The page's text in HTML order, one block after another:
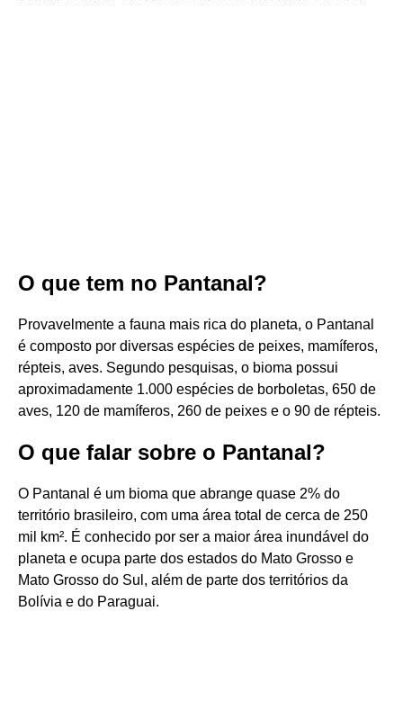
O que tem no Pantanal?
Provavelmente a fauna mais rica do planeta, o Pantanal
é composto por diversas espécies de peixes, mamíferos,
répteis, aves. Segundo pesquisas, o bioma possui
aproximadamente 1.000 espécies de borboletas, 650 de
aves, 120 de mamíferos, 260 de peixes e o 90 de répteis.
O que falar sobre o Pantanal?
O Pantanal é um bioma que abrange quase 2% do
território brasileiro, com uma área total de cerca de 250
mil km². É conhecido por ser a maior área inundável do
planeta e ocupa parte dos estados do Mato Grosso e
Mato Grosso do Sul, além de parte dos territórios da
Bolívia e do Paraguai.